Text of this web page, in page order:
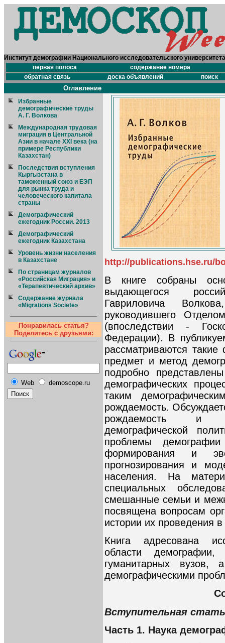
Институт демографии Национального исследовательского
первая полоса
содержание номера
обратная связь
доска объявлений поиск
Оглавление
Избранные
демографические труды
А. Г. Волкова
Международная трудовая
миграция в Центральной
Азии в начале XXI века (на
примере Республики
Казахстан)
Последствия вступления
Кыргызстана в
таможенный союз и ЕЭП
для рынка труда и
человеческого капитала
страны
Демографический
ежегодник России. 2013
Демографический
ежегодник Казахстана
Уровень жизни населения
в Казахстане
По страницам журналов
«Российская Миграция» и
«Терапевтический архив»
Содержание журнала
«Migrations Societe»
Понравилась статья?
Поделитесь с друзьями:
Web demoscope.ru
http://publications.hse.ru/
В книге собраны
выдающегося
Гавриловича
руководившего
(впоследствии -
Федерации). В
рассматриваются
предмет и метод
подробно
демографических
таким
рождаемость.
рождаемость и
демографической
проблемы
формирования и
прогнозирования и
населения. На
специальных
смешанные семьи и
посвящена вопросам
истории их проведения
Книга адресована
области демографии,
гуманитарных вузов,
демографическими
Вступительная
Часть 1. Наука